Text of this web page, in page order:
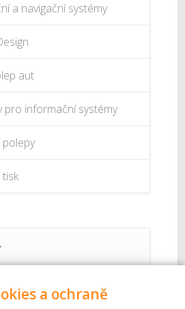
a navigační systémy
aut
pro informační systémy
polepy
tisk
a ochraně